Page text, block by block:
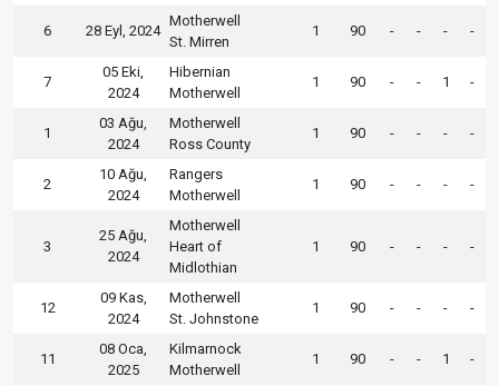
6 28 Eyl, 2024
Motherwell
St. Mirren
1 90 - - - -
7
05 Eki,
2024
Hibernian
Motherwell
1 90 - - 1 -
1
03 Ağu,
2024
Motherwell
Ross County
1 90 - - - -
2
10 Ağu,
2024
Rangers
Motherwell
1 90 - - - -
3
25 Ağu,
2024
Motherwell
Heart of
Midlothian
1 90 - - - -
12
09 Kas,
2024
Motherwell
St. Johnstone
1 90 - - - -
11
08 Oca,
2025
Kilmarnock
Motherwell
1 90 - - 1 -